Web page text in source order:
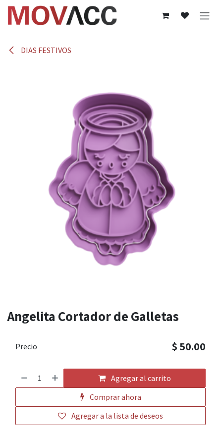
Ir al contenido
DIAS FESTIVOS
Angelita Cortador de Galletas
Agregar al carrito
Comprar ahora
Agregar a la lista de deseos
Precio $ 50.00